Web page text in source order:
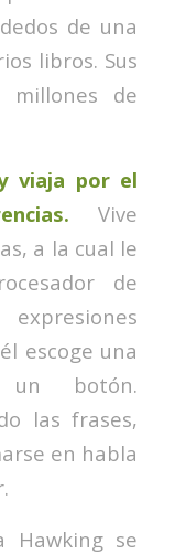
de una
libros. Sus
millones de
viaja por el
Vive
a la cual le
de
escoge una
un botón.
las frases,
en habla
Hawking se